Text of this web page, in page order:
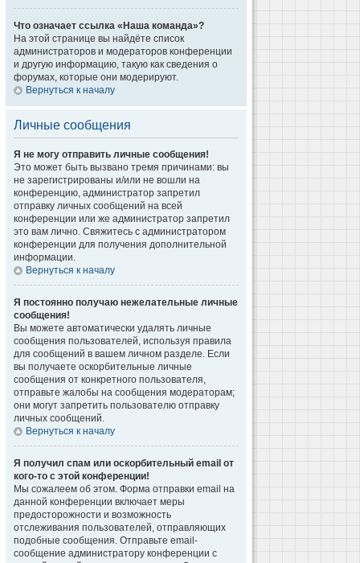
Что означает ссылка «Наша команда»?
На этой странице вы найдёте список
администраторов и модераторов конференции
и другую информацию, такую как сведения о
форумах, которые они модерируют.
Вернуться к началу
Личные сообщения
Я не могу отправить личные сообщения!
Это может быть вызвано тремя причинами: вы
не зарегистрированы и/или не вошли на
конференцию, администратор запретил
отправку личных сообщений на всей
конференции или же администратор запретил
это вам лично. Свяжитесь с администратором
конференции для получения дополнительной
информации.
Вернуться к началу
Я постоянно получаю нежелательные личные
сообщения!
Вы можете автоматически удалять личные
сообщения пользователей, используя правила
для сообщений в вашем личном разделе. Если
вы получаете оскорбительные личные
сообщения от конкретного пользователя,
отправьте жалобы на сообщения модераторам;
они могут запретить пользователю отправку
личных сообщений.
Вернуться к началу
Я получил спам или оскорбительный email от
кого-то с этой конференции!
Мы сожалеем об этом. Форма отправки email на
данной конференции включает меры
предосторожности и возможность
отслеживания пользователей, отправляющих
подобные сообщения. Отправьте email-
сообщение администратору конференции с